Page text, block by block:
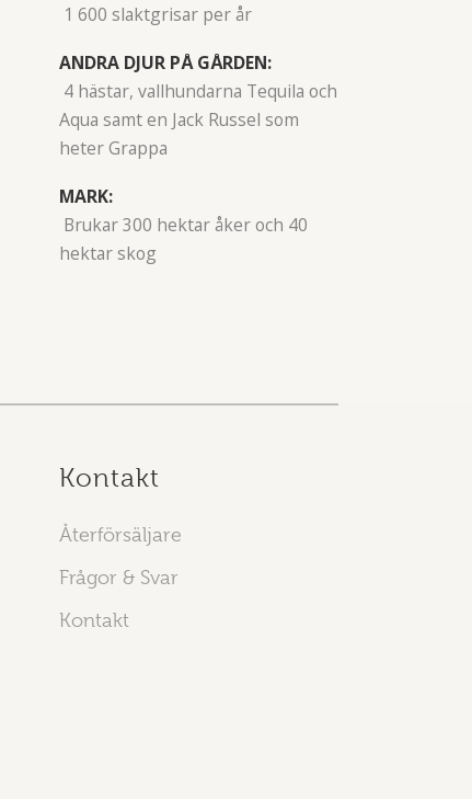
1 600 slaktgrisar per år
ANDRA DJUR PÅ GÅRDEN:
4 hästar, vallhundarna Tequila och
Aqua samt en Jack Russel som
heter Grappa
MARK:
Brukar 300 hektar åker och 40
hektar skog
Kontakt
Återförsäljare
Frågor & Svar
Kontakt